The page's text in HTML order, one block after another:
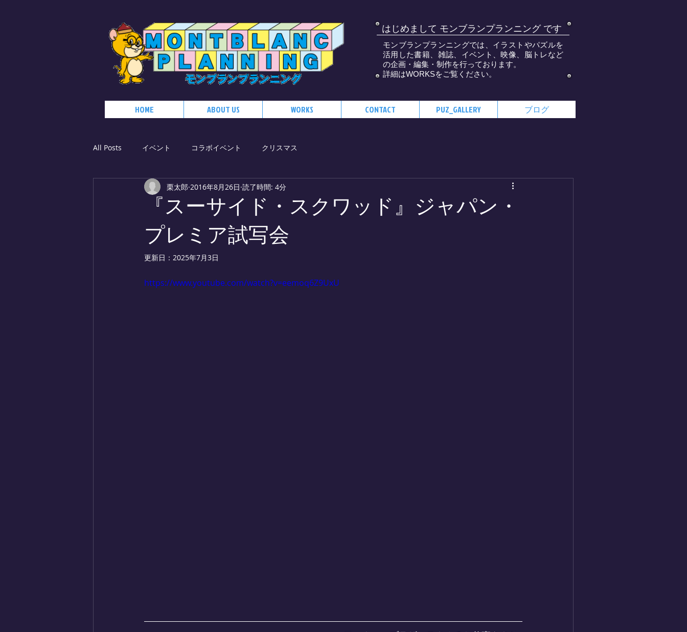
はじめまして モンブランプランニング です
モンブランプランニングでは、イラストやパズルを
活用した書籍、雑誌、イベント、映像、脳トレなど
の企画・編集・制作を行っております。
詳細はWORKSをご覧ください。
HOME ABOUT US WORKS CONTACT PUZ_GALLERY ブログ
All Posts イベント コラボイベント クリスマス
『スーサイド・スクワッド』ジャパン・
プレミア試写会
栗太郎 2016年8月26日 読了時間: 4分
更新日： 2025年7月3日
https://www.youtube.com/watch?v=eemoq6Z9UxU